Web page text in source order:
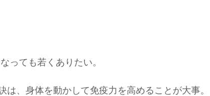
っても若くありたい。
は、身体を動かして免疫力を高めることが大事。